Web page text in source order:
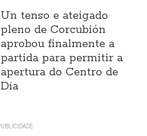
Un tenso e ateigado
pleno de Corcubión
aprobou finalmente a
partida para permitir a
apertura do Centro de
Día